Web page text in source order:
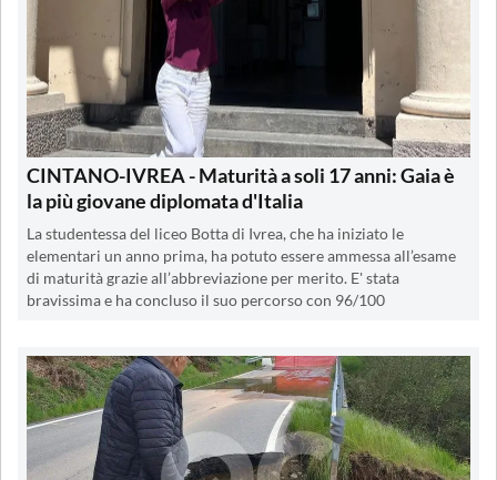
CINTANO-IVREA - Maturità a soli 17 anni: Gaia è
la più giovane diplomata d'Italia
La studentessa del liceo Botta di Ivrea, che ha iniziato le
elementari un anno prima, ha potuto essere ammessa all’esame
di maturità grazie all’abbreviazione per merito. E' stata
bravissima e ha concluso il suo percorso con 96/100